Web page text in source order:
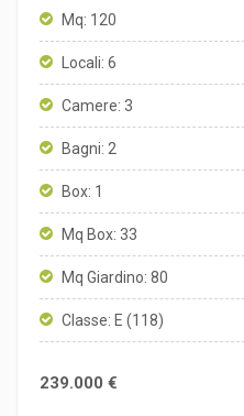
Mq: 120
Locali: 6
Camere: 3
Bagni: 2
Box: 1
Mq Box: 33
Mq Giardino: 80
Classe: E (118)
239.000 €